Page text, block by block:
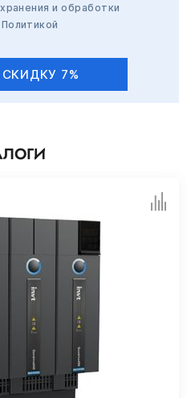
и обработки
Политикой
7%